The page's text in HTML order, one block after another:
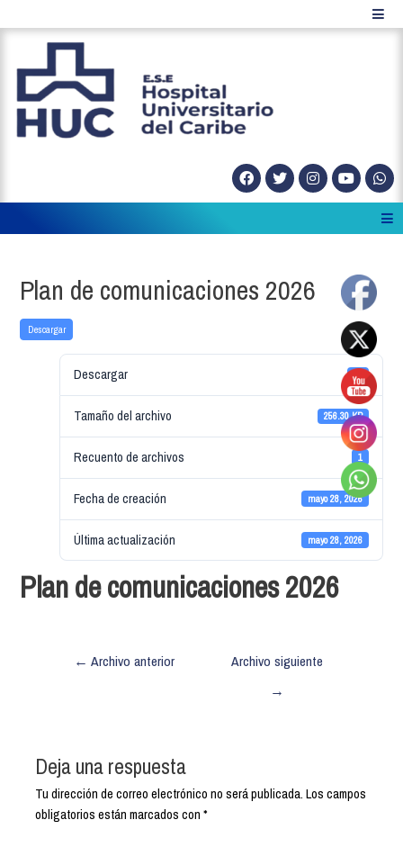
Plan de comunicaciones 2026
Descargar
Descargar 39
Tamaño del archivo 256.30 KB
Recuento de archivos 1
Fecha de creación mayo 28, 2026
Última actualización mayo 28, 2026
Plan de comunicaciones 2026
← Archivo anterior
Archivo siguiente
→
Deja una respuesta
Tu dirección de correo electrónico no será publicada. Los campos
obligatorios están marcados con*